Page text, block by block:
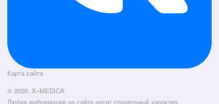
Карта сайта
© 2026. X–MEDICA
Любая информация на сайте носит справочный характер